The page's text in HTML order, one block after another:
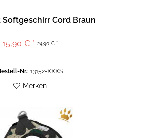
Softgeschirr Cord Braun
24,90 € *
15,90 € *
Nr.: 13152-XXXS
Merken